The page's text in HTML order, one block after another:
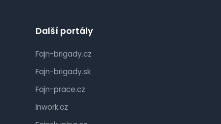
Další portály
Fajn-brigady.cz
Fajn-brigady.sk
Fajn-prace.cz
Inwork.cz